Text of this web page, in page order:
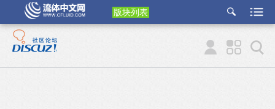
版块列表
etu
p